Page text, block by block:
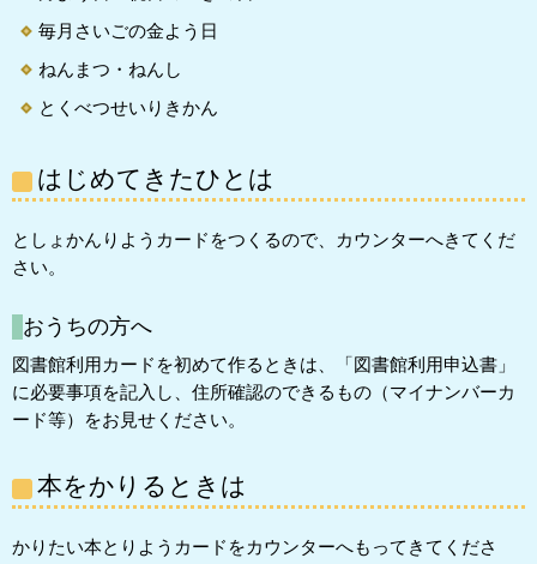
毎月さいごの金よう日
ねんまつ・ねんし
とくべつせいりきかん
はじめてきたひとは
としょかんりようカードをつくるので、カウンターへきてくだ
さい。
おうちの方へ
図書館利用カードを初めて作るときは、「図書館利用申込書」
に必要事項を記入し、住所確認のできるもの（マイナンバーカ
ード等）をお見せください。
本をかりるときは
かりたい本とりようカードをカウンターへもってきてくださ